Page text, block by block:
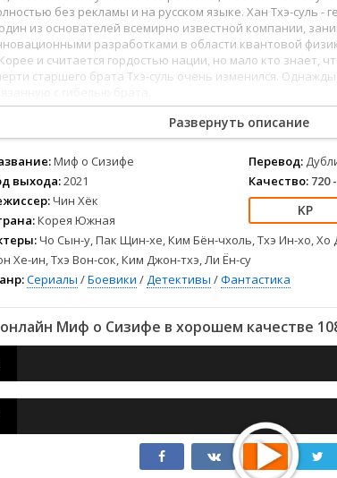
2022
2021
Зарубежные
Детские
Драмы
Комедии
без рекламы и на русском языке. Хан Тхэ-суль -
из основателей всемирно известной компании,
разработками в области квантовой
и считается гордостью нации, но мало кто знает,
старшего брата Тхэ-суль очень изменился.
345 678
Развернуть описание
Миф о Сизифе
выхода:2021
Чин Хёк
Корея Южная
Перевод:
Качество: 720
Чо Сын-у, Пак Щин-хе, Ким Бён-чхоль, Тхэ Ин-хо, Хо
Хе-ин, Тхэ Вон-сок, Ким Джон-тхэ, Ли Ён-су
Сериалы /Боевики /Детективы /Фантастика
Миф о Сизифе в хорошем качестве